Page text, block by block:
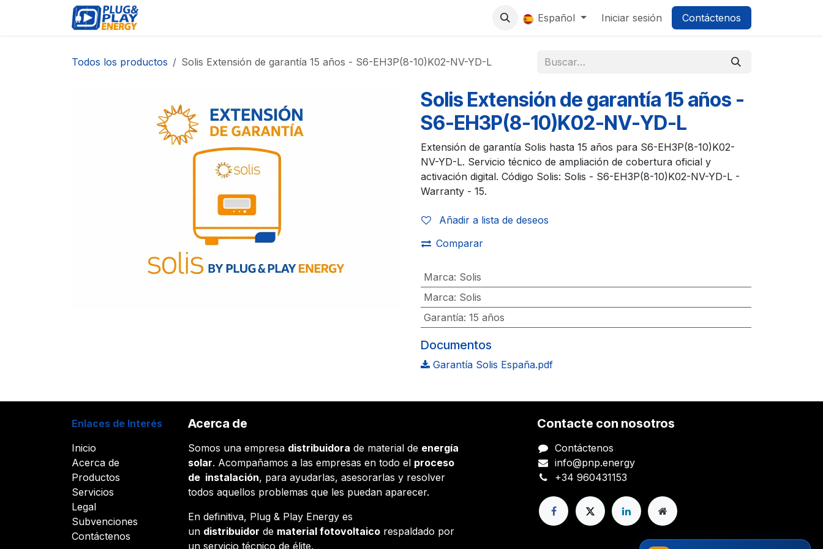
0 Español Iniciar sesión Contáctenos
Todos los productos Solis Extensión de garantía 15 años - S6-EH3P(8-10)K02-NV-YD-L
Solis Extensión de garantía 15 años -
S6-EH3P(8-10)K02-NV-YD-L
Extensión de garantía Solis hasta 15 años para S6-EH3P(8-10)K02-
NV-YD-L. Servicio técnico de ampliación de cobertura oficial y
activación digital. Código Solis: Solis - S6-EH3P(8-10)K02-NV-YD-L -
Warranty - 15.
Añadir a lista de deseos
Comparar
Marca: Solis
Marca: Solis
Garantía: 15 años
Documentos
Garantía Solis España.pdf
Enlaces de Interés
Inicio
Acerca de
Productos
Servicios
Legal
Subvenciones
Contáctenos
Acerca de
Somos una empresa distribuidora de material de energía
solar. Acompañamos a las empresas en todo el proceso
de instalación, para ayudarlas, asesorarlas y resolver
todos aquellos problemas que les puedan aparecer.
En definitiva, Plug & Play Energy es
un distribuidor de material fotovoltaico respaldado por
un servicio técnico de élite.
Contacte con nosotros
Contáctenos
info@pnp.energy
+34 960431153